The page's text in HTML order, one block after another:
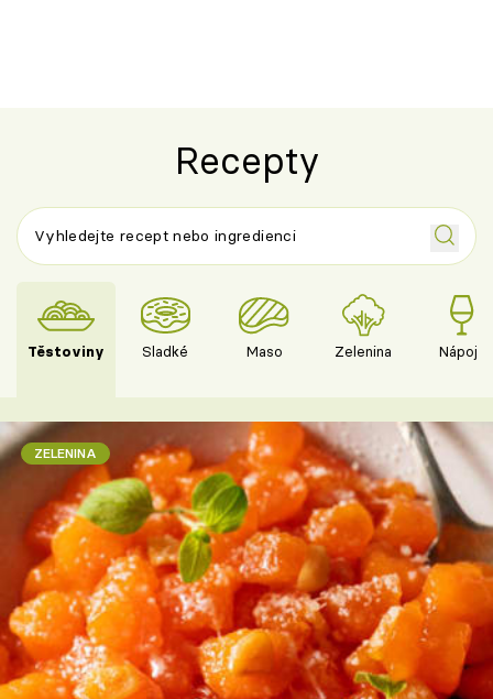
Recepty
Těstoviny Sladké Maso Zelenina Nápoje
ZELENINA